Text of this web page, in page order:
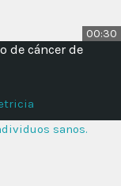
00:30
de cáncer de